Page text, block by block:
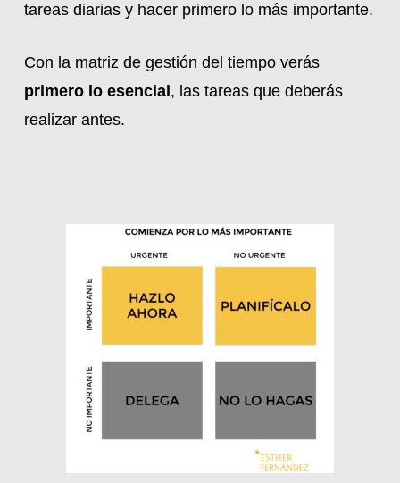
tareas diarias y hacer primero lo más importante.
Con la matriz de gestión del tiempo verás
primero lo esencial , las tareas que deberás
realizar antes.